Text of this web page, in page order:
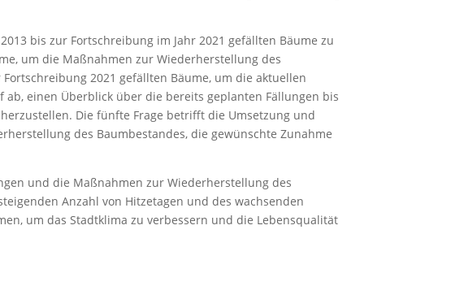
bis zur Fortschreibung im Jahr 2021 gefällten Bäume zu
um die Maßnahmen zur Wiederherstellung des
2021 gefällten Bäume, um die aktuellen
einen Überblick über die bereits geplanten Fällungen bis
Die fünfte Frage betrifft die Umsetzung und
des Baumbestandes, die gewünschte Zunahme
und die Maßnahmen zur Wiederherstellung des
Anzahl von Hitzetagen und des wachsenden
um das Stadtklima zu verbessern und die Lebensqualität